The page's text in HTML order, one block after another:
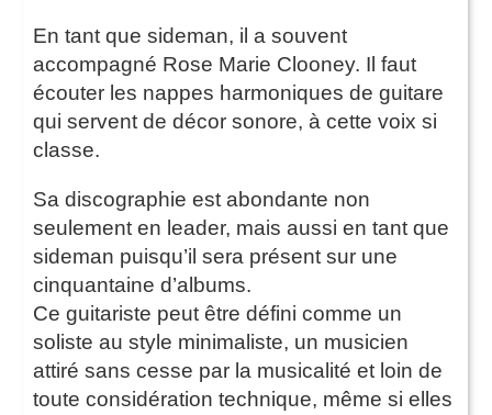
En tant que sideman, il a souvent
accompagné Rose Marie Clooney. Il faut
écouter les nappes harmoniques de guitare
qui servent de décor sonore, à cette voix si
classe.
Sa discographie est abondante non
seulement en leader, mais aussi en tant que
sideman puisqu’il sera présent sur une
cinquantaine d’albums.
Ce guitariste peut être défini comme un
soliste au style minimaliste, un musicien
attiré sans cesse par la musicalité et loin de
toute considération technique, même si elles